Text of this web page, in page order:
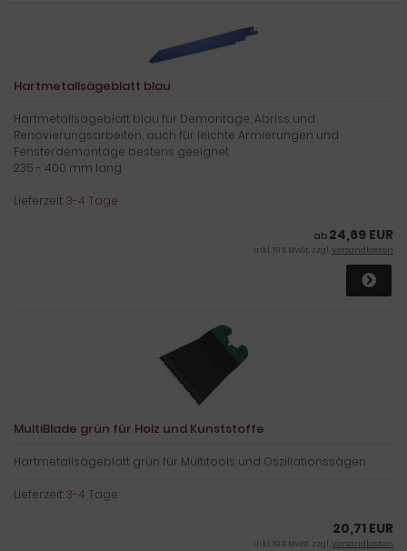
Hartmetallsägeblatt blau
Hartmetallsägeblatt blau für Demontage, Abriss und
Renovierungsarbeiten, auch für leichte Armierungen und
Fensterdemontage bestens geeignet
235 - 400 mm lang
Lieferzeit:3-4 Tage
ab 24,69 EUR
inkl. 19 % MwSt. zzgl.Versandkosten
MultiBlade grün für Holz und Kunststoffe
Hartmetallsägeblatt grün für Multitools und Oszillationssägen
Lieferzeit:3-4 Tage
20,71 EUR
inkl. 19 % MwSt. zzgl.Versandkosten